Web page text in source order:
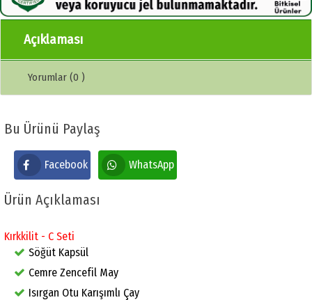
Açıklaması
Yorumlar (0 )
Bu Ürünü Paylaş
Facebook WhatsApp
Ürün Açıklaması
Kırkkilit - C Seti
Söğüt Kapsül
Cemre Zencefil May
Isırgan Otu Karışımlı Çay